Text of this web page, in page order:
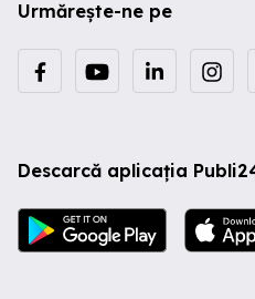
Urmărește-ne pe
Descarcă aplicația